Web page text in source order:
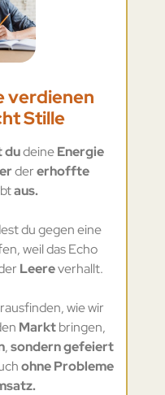
verdienen
Stille
dudeineEnergie
dererhoffte
aus.
du gegen eine
weil das Echo
Leereverhallt.
wie wir
Marktbringen,
,sondern gefeiert
ohne Probleme